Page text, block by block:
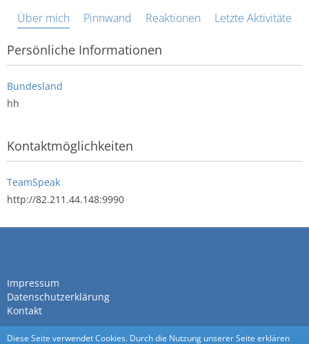
Über mich Pinnwand Reaktionen Letzte Aktivitäten
Persönliche Informationen
Bundesland
hh
Kontaktmöglichkeiten
TeamSpeak
http://82.211.44.148:9990
Impressum
Datenschutzerklärung
Kontakt
Diese Seite verwendet Cookies. Durch die Nutzung unserer Seite erklären